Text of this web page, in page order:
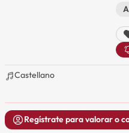
Castellano
Regístrate para valorar o